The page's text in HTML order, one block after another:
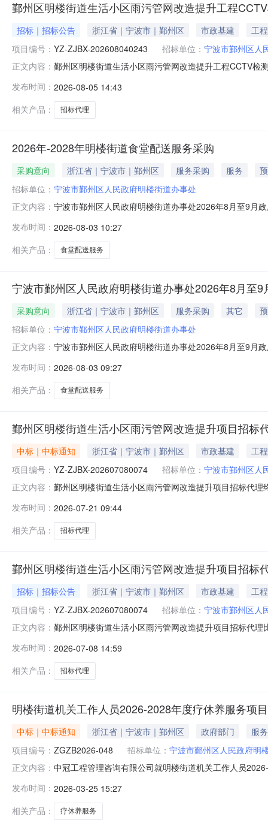
鄞州区明楼街道生活小区雨污管网改造提升工程
招标｜招标公告 浙江省｜宁波市｜鄞州区 市政基建
工程
项目编号： YZ-ZJBX-202608040243 招标单位： 宁波市鄞州区人
正文内容： 鄞州区明楼街道生活小区雨污管网改造提升工程CCTV检
务事项：招标代理项目地点：宁波市鄞州区明楼街道项
程：1、招标申请
发布时间： 2026-08-05 14:43
相关产品：
招标代理
2026年-2028年明楼街道食堂配送服务采购
采购意向 浙江省｜宁波市｜鄞州区 服务采购 服务
招标单位： 宁波市鄞州区人民政府明楼街道办事处
正文内容： 宁波市鄞州区人民政府明楼街道办事处2026年8月至9月
务采购预算金额：68.000000万元(人民币)采购品目：
发布时间： 2026-08-03 10:27
相关产品：
食堂配送服务
宁波市鄞州区人民政府明楼街道办事处2026年8月至9
采购意向 浙江省｜宁波市｜鄞州区 服务采购 其它
招标单位： 宁波市鄞州区人民政府明楼街道办事处
正文内容： 宁波市鄞州区人民政府明楼街道办事处2026年8月至9月
目名称2026年-2028年明楼街道食堂配送服务采购预算
发布时间： 2026-08-03 09:27
相关产品：
食堂配送服务
鄞州区明楼街道生活小区雨污管网改造提升项目招标
中标｜中标通知 浙江省｜宁波市｜鄞州区 市政基建
工程
项目编号： YZ-ZJBX-202607080074 招标单位： 宁波市鄞州区人
正文内容： 鄞州区明楼街道生活小区雨污管网改造提升项目招标代
预算：25.3万元服务内容：实施本项目的招标登记、编
监管机构备案登记等招标
发布时间： 2026-07-21 09:44
相关产品：
招标代理
鄞州区明楼街道生活小区雨污管网改造提升项目招标
招标｜招标公告 浙江省｜宁波市｜鄞州区 市政基建
工程
项目编号： YZ-ZJBX-202607080074 招标单位： 宁波市鄞州区人
正文内容： 鄞州区明楼街道生活小区雨污管网改造提升项目招标代
街道项目基本情况：鄞州区明楼街道生活小区雨污管网
文件、发布公告、审核
发布时间： 2026-07-08 14:59
相关产品：
招标代理
明楼街道机关工作人员2026-2028年度疗休养服务项
中标｜中标通知 浙江省｜宁波市｜鄞州区 政府部门
服务
项目编号： ZGZB2026-048 招标单位： 宁波市鄞州区人民政府明
正文内容： 中冠工程管理咨询有限公司就明楼街道机关工作人员
标人：宁波中青旅旅游有限公司中标价：3000元/人/年
发布时间： 2026-03-25 15:27
相关产品：
疗休养服务